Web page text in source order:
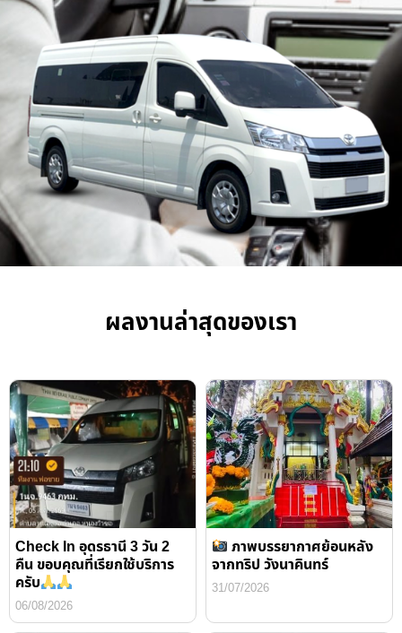
ผลงานล่าสุดของเรา
Check In อุดรธานี 3 วัน 2
คืน ขอบคุณที่เรียกใช้บริการ
ครับ
06/08/2026
ภาพบรรยากาศย้อนหลัง
จากทริป วังนาคินทร์
31/07/2026